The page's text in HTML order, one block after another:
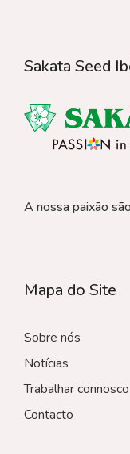
Sakata Seed
A nossa paixão
Mapa do Site
Sobre nós
Notícias
Trabalhar connosco
Contacto